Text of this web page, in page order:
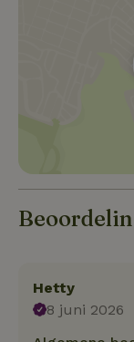
Hetty
8 juni 2026